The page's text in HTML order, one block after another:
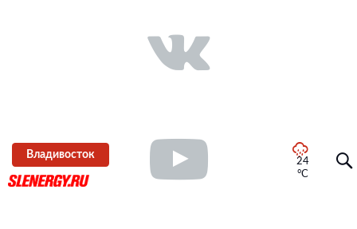
Владивосток
24
°C